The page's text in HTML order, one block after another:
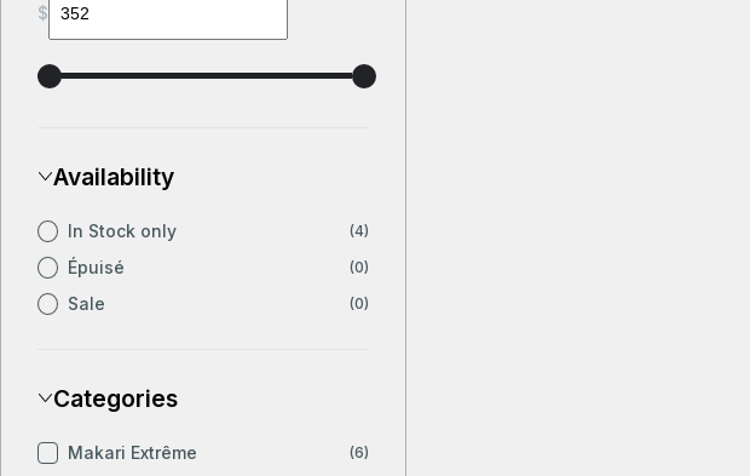
$
Availability
In Stock only (4)
Épuisé (0)
Sale (0)
Categories
Makari Extrême (6)